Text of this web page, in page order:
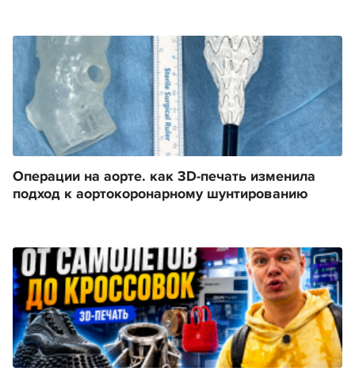
Операции на аорте. как 3D-печать изменила
подход к аортокоронарному шунтированию